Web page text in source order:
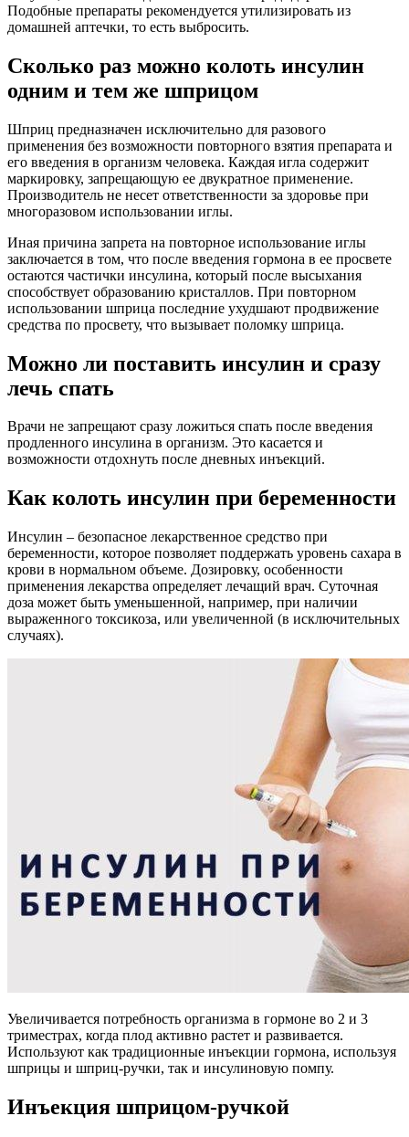
Подобные препараты рекомендуется утилизировать из
домашней аптечки, то есть выбросить.
Сколько раз можно колоть инсулин
одним и тем же шприцом
Шприц предназначен исключительно для разового
применения без возможности повторного взятия препарата и
его введения в организм человека. Каждая игла содержит
маркировку, запрещающую ее двукратное применение.
Производитель не несет ответственности за здоровье при
многоразовом использовании иглы.
Иная причина запрета на повторное использование иглы
заключается в том, что после введения гормона в ее просвете
остаются частички инсулина, который после высыхания
способствует образованию кристаллов. При повторном
использовании шприца последние ухудшают продвижение
средства по просвету, что вызывает поломку шприца.
Можно ли поставить инсулин и сразу
лечь спать
Врачи не запрещают сразу ложиться спать после введения
продленного инсулина в организм. Это касается и
возможности отдохнуть после дневных инъекций.
Как колоть инсулин при беременности
Инсулин – безопасное лекарственное средство при
беременности, которое позволяет поддержать уровень сахара в
крови в нормальном объеме. Дозировку, особенности
применения лекарства определяет лечащий врач. Суточная
доза может быть уменьшенной, например, при наличии
выраженного токсикоза, или увеличенной (в исключительных
случаях).
Увеличивается потребность организма в гормоне во 2 и 3
триместрах, когда плод активно растет и развивается.
Используют как традиционные инъекции гормона, используя
шприцы и шприц-ручки, так и инсулиновую помпу.
Инъекция шприцом-ручкой